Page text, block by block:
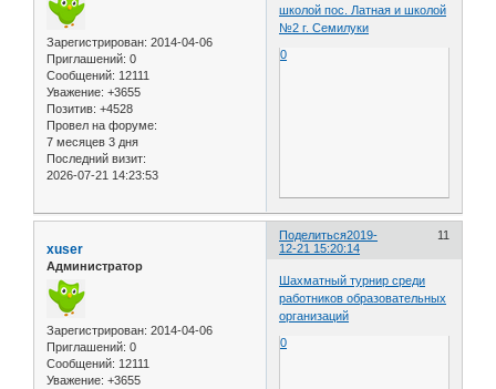
Зарегистрирован: 2014-04-06
Приглашений: 0
Сообщений: 12111
Уважение: +3655
Позитив: +4528
Провел на форуме:
7 месяцев 3 дня
Последний визит:
2026-07-21 14:23:53
школой пос. Латная и школой
№2 г. Семилуки
0
Поделиться 11
2019-
12-21 15:20:14
xuser
Администратор
Зарегистрирован: 2014-04-06
Приглашений: 0
Сообщений: 12111
Уважение: +3655
Шахматный турнир среди
работников образовательных
организаций
0